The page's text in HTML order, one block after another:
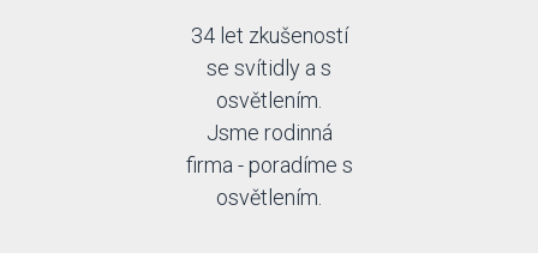
34 let zkušeností
se svítidly a s
osvětlením.
Jsme rodinná
firma - poradíme s
osvětlením.